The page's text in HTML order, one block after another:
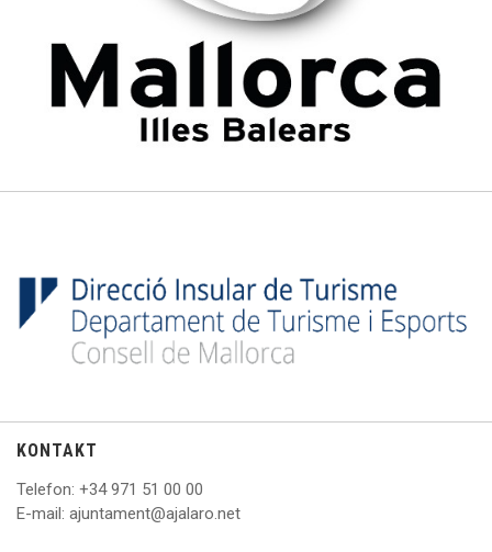
KONTAKT
Telefon: +34 971 51 00 00
E-mail: ajuntament@ajalaro.net